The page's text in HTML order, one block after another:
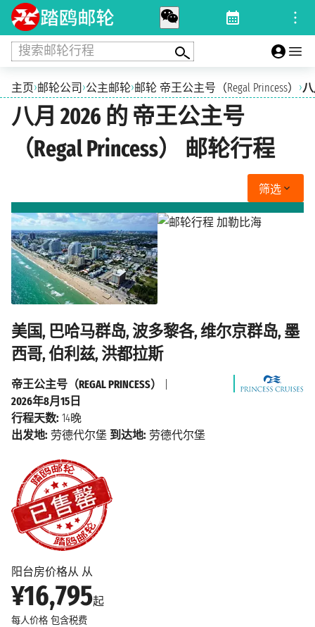
搜索邮轮行程
主页›邮轮公司 ›公主邮轮›邮轮 帝王公主号（Regal Princess） ›八
八月 2026 的 帝王公主号
（Regal Princess） 邮轮行程
筛选
美国, 巴哈马群岛, 波多黎各, 维尔京群岛, 墨
西哥, 伯利兹, 洪都拉斯
阳台房价格从 从
¥16,795起
每人价格 包含税费
帝王公主号（REGAL PRINCESS）
2026年8月15日
行程天数: 14晚
出发地: 劳德代尔堡 到达地: 劳德代尔堡